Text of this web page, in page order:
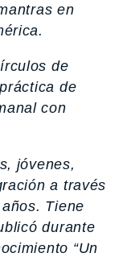
en
de
de
con
jóvenes,
a través
Tiene
durante
“Un